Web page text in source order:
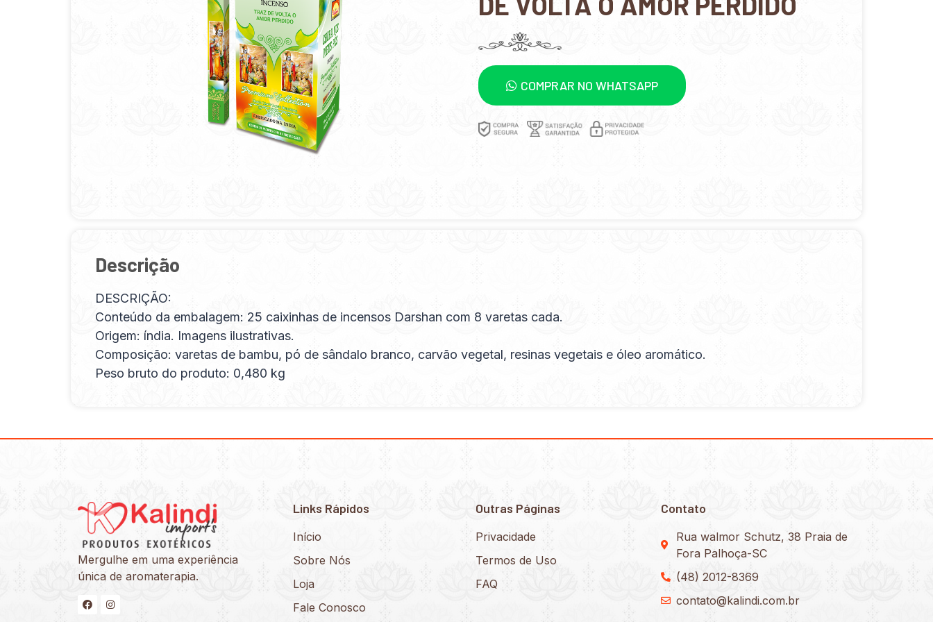
COMPRAR NO WHATSAPP
Descrição
DESCRIÇÃO:
Conteúdo da embalagem: 25 caixinhas de incensos Darshan com 8 varetas cada.
Origem: índia. Imagens ilustrativas.
Composição: varetas de bambu, pó de sândalo branco, carvão vegetal, resinas vegetais e óleo aromático.
Peso bruto do produto: 0,480 kg
Mergulhe em uma experiência
única de aromaterapia.
Links Rápidos
Início
Sobre Nós
Loja
Fale Conosco
Outras Páginas
Privacidade
Termos de Uso
FAQ
Contato
Rua walmor Schutz, 38 Praia de
Fora Palhoça-SC
(48) 2012-8369
contato@kalindi.com.br